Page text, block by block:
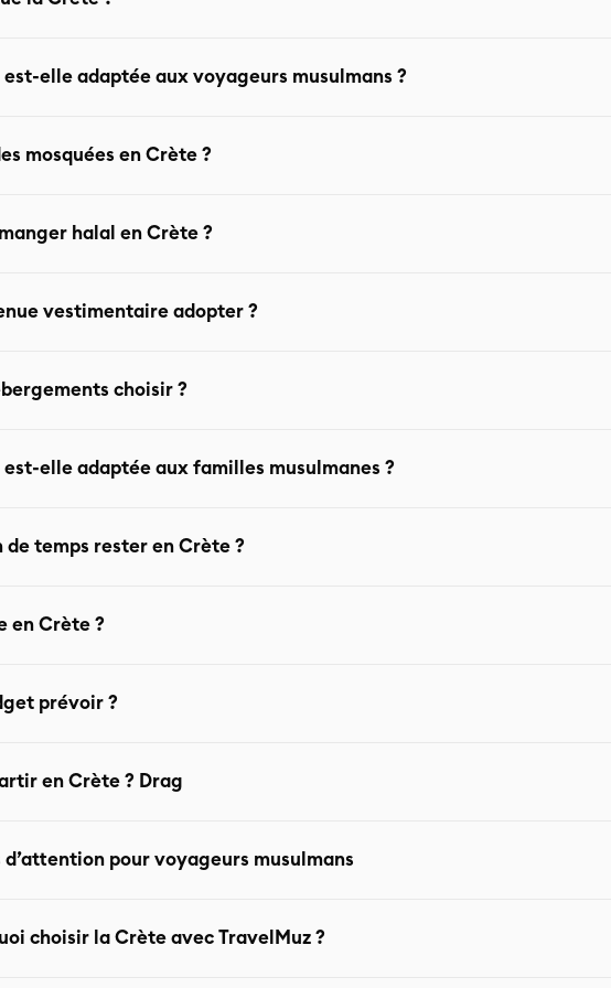
la plus grande île de Grèce, située au sud de la mer Égée. Elle offre une
est-elle adaptée aux voyageurs musulmans ?
une destination non musulmane, mais tout à fait accessible avec une
mosquées en Crète ?
de mosquées actives pour la prière quotidienne. Cependant, certaines
halal en Crète ?
pas de restaurants halal certifiés sur l’île. Solutions recommandées : Poissons
vestimentaire adopter ?
recommandée Hijab accepté Les plages sont majoritairement mixtes ➡️
choisir ?
plus adaptées : Villas privées Resorts avec espaces calmes Hôtels avec
est-elle adaptée aux familles musulmanes ?
destination familiale : Grandes plages Activités nature Hébergements
de temps rester en Crète ?
recommandées L’île est vaste, il est conseillé de se concentrer sur une
en Crète ?
Balos et Elafonissi Vieille ville de Chania Gorges de Samaria Excursions en
prévoir ?
plus abordable que Santorin Bon rapport qualité/prix Villas très
Quand partir en Crète ? Drag
: idéal Septembre – octobre : parfait Juillet – août : chaud et touristique Hiver
pour voyageurs musulmans
repas Choisir le bon hébergement Prévoir des espaces privés pour la prière
choisir la Crète avec TravelMuz ?